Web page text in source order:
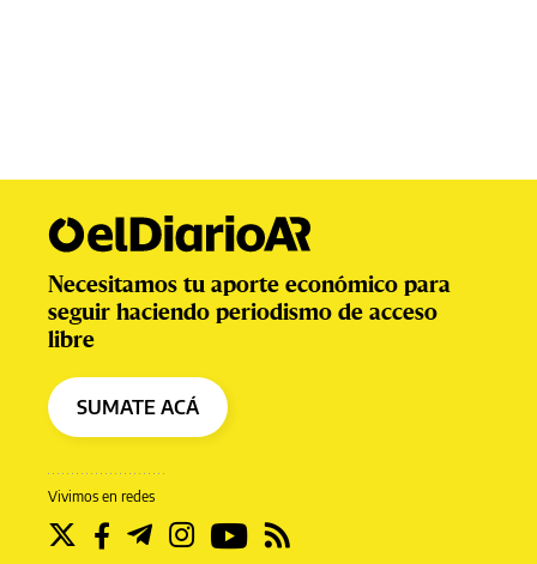
Vivimos en redes
Necesitamos tu aporte económico para
seguir haciendo periodismo de acceso
libre
SUMATE ACÁ